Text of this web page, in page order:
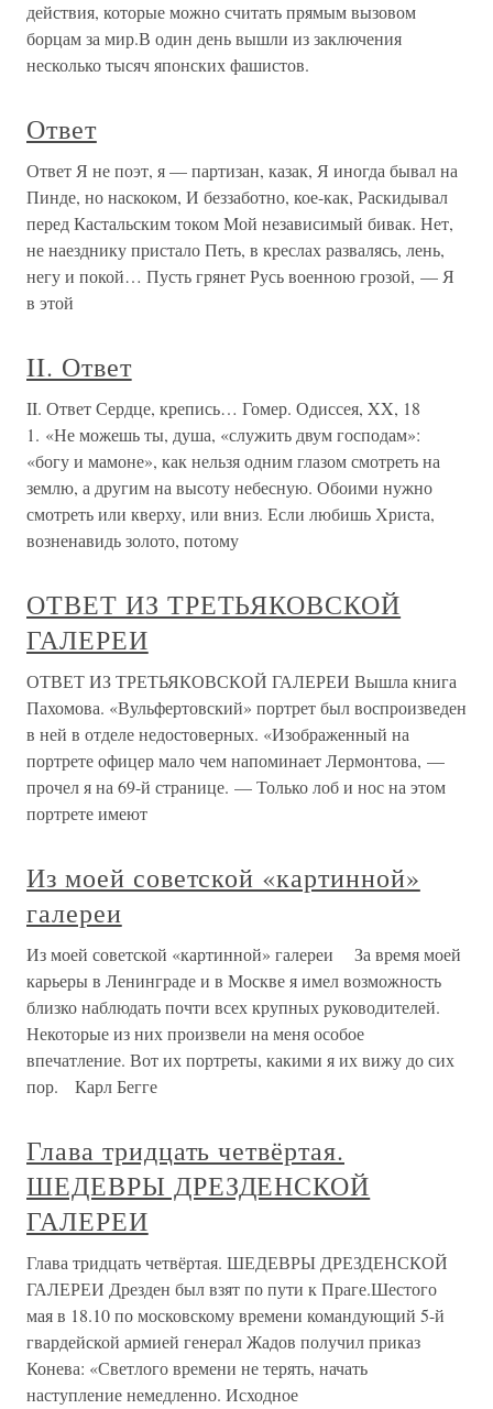
действия, которые можно считать прямым вызовом
борцам за мир.В один день вышли из заключения
несколько тысяч японских фашистов.
Ответ
Ответ Я не поэт, я — партизан, казак, Я иногда бывал на
Пинде, но наскоком, И беззаботно, кое-как, Раскидывал
перед Кастальским током Мой независимый бивак. Нет,
не наезднику пристало Петь, в креслах развалясь, лень,
негу и покой… Пусть грянет Русь военною грозой, — Я
в этой
II. Ответ
II. Ответ Сердце, крепись… Гомер. Одиссея, XX, 18
1. «Не можешь ты, душа, «служить двум господам»:
«богу и мамоне», как нельзя одним глазом смотреть на
землю, а другим на высоту небесную. Обоими нужно
смотреть или кверху, или вниз. Если любишь Христа,
возненавидь золото, потому
ОТВЕТ ИЗ ТРЕТЬЯКОВСКОЙ
ГАЛЕРЕИ
ОТВЕТ ИЗ ТРЕТЬЯКОВСКОЙ ГАЛЕРЕИ Вышла книга
Пахомова. «Вульфертовский» портрет был воспроизведен
в ней в отделе недостоверных. «Изображенный на
портрете офицер мало чем напоминает Лермонтова, —
прочел я на 69-й странице. — Только лоб и нос на этом
портрете имеют
Из моей советской «картинной»
галереи
Из моей советской «картинной» галереи За время моей
карьеры в Ленинграде и в Москве я имел возможность
близко наблюдать почти всех крупных руководителей.
Некоторые из них произвели на меня особое
впечатление. Вот их портреты, какими я их вижу до сих
пор. Карл Бегге
Глава тридцать четвёртая.
ШЕДЕВРЫ ДРЕЗДЕНСКОЙ
ГАЛЕРЕИ
Глава тридцать четвёртая. ШЕДЕВРЫ ДРЕЗДЕНСКОЙ
ГАЛЕРЕИ Дрезден был взят по пути к Праге.Шестого
мая в 18.10 по московскому времени командующий 5-й
гвардейской армией генерал Жадов получил приказ
Конева: «Светлого времени не терять, начать
наступление немедленно. Исходное